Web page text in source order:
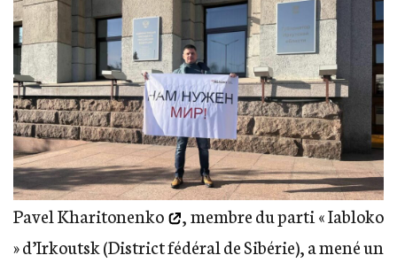
Pavel Kharitonenko
, membre du parti « Iabloko
» d’Irkoutsk (District fédéral de Sibérie), a mené un